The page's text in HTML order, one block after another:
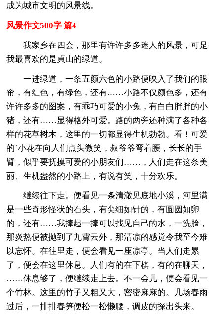
成为城市文明的风景线。
风景作文500字 篇4
我家乡在四会，那里有许许多多迷人的风景，可是
我最喜欢的是貞山的绿道。
一进绿道，一条五颜六色的小路便映入了我们的眼
帘，有红色，有绿色，还有……小路不仅颜色多，还有
许许多多的图案，有乖巧可爱的小兔，有白白胖胖的小
猪，还有……显得格外可爱。路的两旁还种满了各种各
样的花草树木，这里的一切都显得生机勃勃。看！可爱
的`小花在向人们点头微笑，叔爷爷弯着腰，长长的手
臂，似乎要抚摸可爱的小朋友们……，人们走在这条美
丽、生机盎然的小路上，有说有笑，十分欢乐。
继续往下走。便看见一条清澈见底地小溪，河里满
是一些奇形怪状的石头，有尖细如针的，有圆圆如卵
的，还有……我捧起一捧可以找见自己的水，一洗脸，
那炎热便被抛到了九霄云外，那清凉的感觉令我至今难
以忘怀。在往里走，便会看见一座凉亭。当人们走累
了，便会在这里休息。人们有的在下棋，有的在聊天，
……休息够了，便继续走上去。不一会儿，便会看见一
个竹林。这里的竹子又粗又大，密密麻麻的。几场春雨
过后，一排排春笋便松一松懒腰，调皮的探出头来。